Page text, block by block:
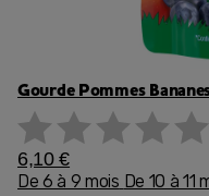
Gourde Pommes
6,10 €
De 6 à 9 mois De 10 à 11